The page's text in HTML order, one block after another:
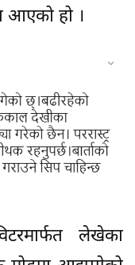
आएको हो ।
लेखेका